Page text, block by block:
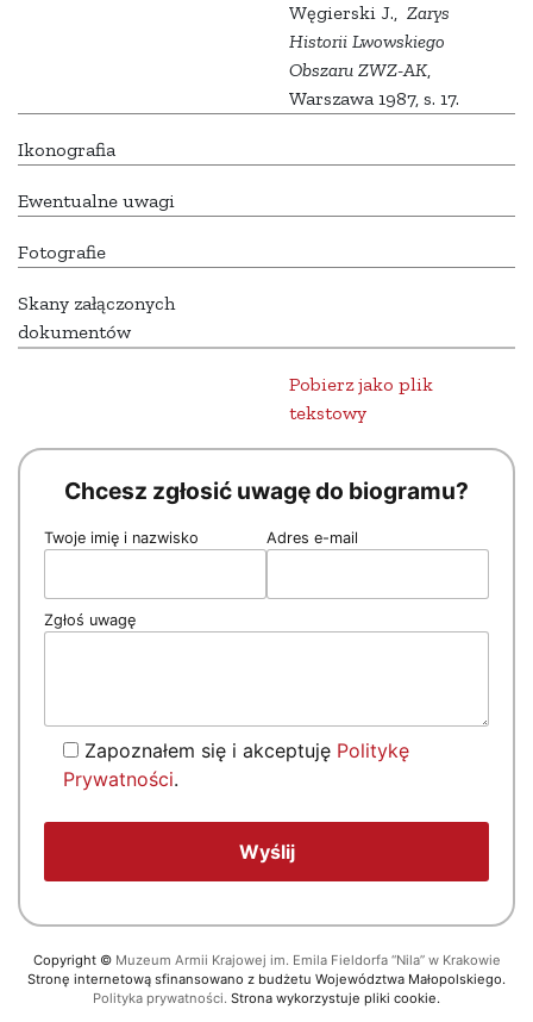
Węgierski J., Zarys
Historii Lwowskiego
Obszaru ZWZ-AK,
Warszawa 1987, s. 17.
Ikonografia
Ewentualne uwagi
Fotografie
Skany załączonych
dokumentów
Pobierz jako plik
tekstowy
Chcesz zgłosić uwagę do biogramu?
Twoje imię i nazwisko Adres e-mail
Zgłoś uwagę
Zapoznałem się i akceptuję Politykę
Prywatności.
Copyright © Muzeum Armii Krajowej im. Emila Fieldorfa “Nila” w Krakowie
Stronę internetową sfinansowano z budżetu Województwa Małopolskiego.
Polityka prywatności. Strona wykorzystuje pliki cookie.